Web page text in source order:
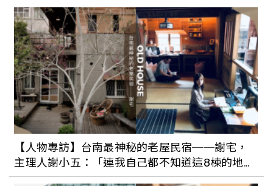
假日就來台北當文藝青年吧！到文創園區
看展趣，打鐵街、老城區、人氣甜點一次
收！
放假就搭捷運去賞花吧！「古亭河濱公
園」13萬盆紫色花草打造台北最美偽出國
景點，一日文青行程就在這！
【人物專訪】台南最神秘的老屋民宿──謝宅，
主理人謝小五：「連我自己都不知道這8棟的地
址。」